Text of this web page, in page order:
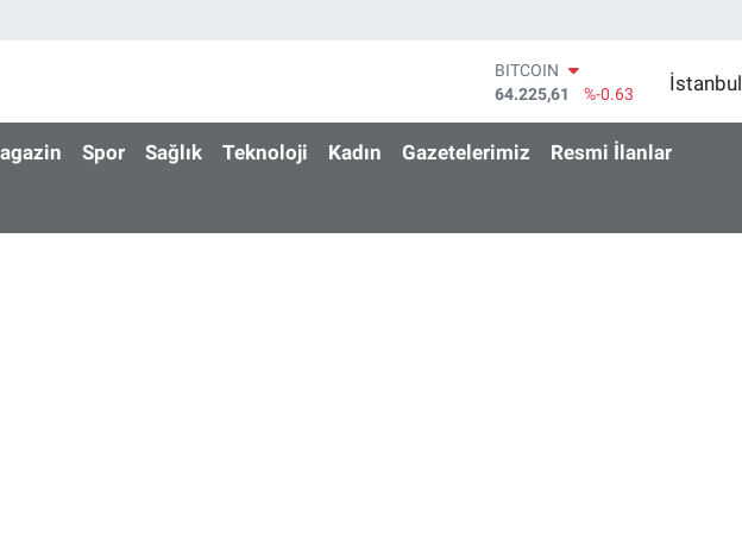
BITCOIN
64.225,61
%-0.63
47,7143
%0.16
EURO
64,2463
%0.07
İstanbul
Spor Sağlık Teknoloji Kadın Gazetelerimiz Resmi İlanlar